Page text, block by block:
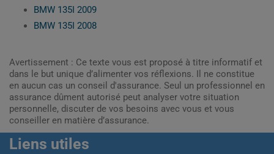
BMW 135I 2009
BMW 135I 2008
Avertissement : Ce texte vous est proposé à titre informatif et
dans le but unique d’alimenter vos réflexions. Il ne constitue
en aucun cas un conseil d'assurance. Seul un professionnel en
assurance dûment autorisé peut analyser votre situation
personnelle, discuter de vos besoins avec vous et vous
conseiller en matière d’assurance.
Liens utiles